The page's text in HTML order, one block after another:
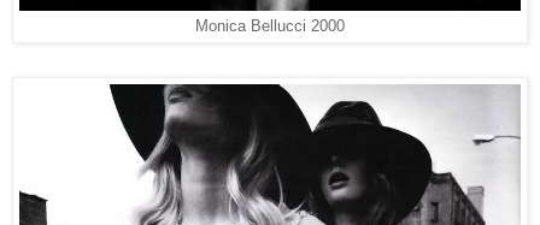
Monica Bellucci 2000